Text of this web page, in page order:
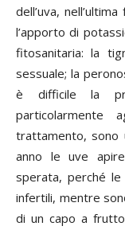
dell’uva,
l’apporto di
fitosanitaria: la
sessuale; la
è difficile la
particolarmente
trattamento, sono
anno le uve
sperata, perché
infertili, mentre
di un capo a